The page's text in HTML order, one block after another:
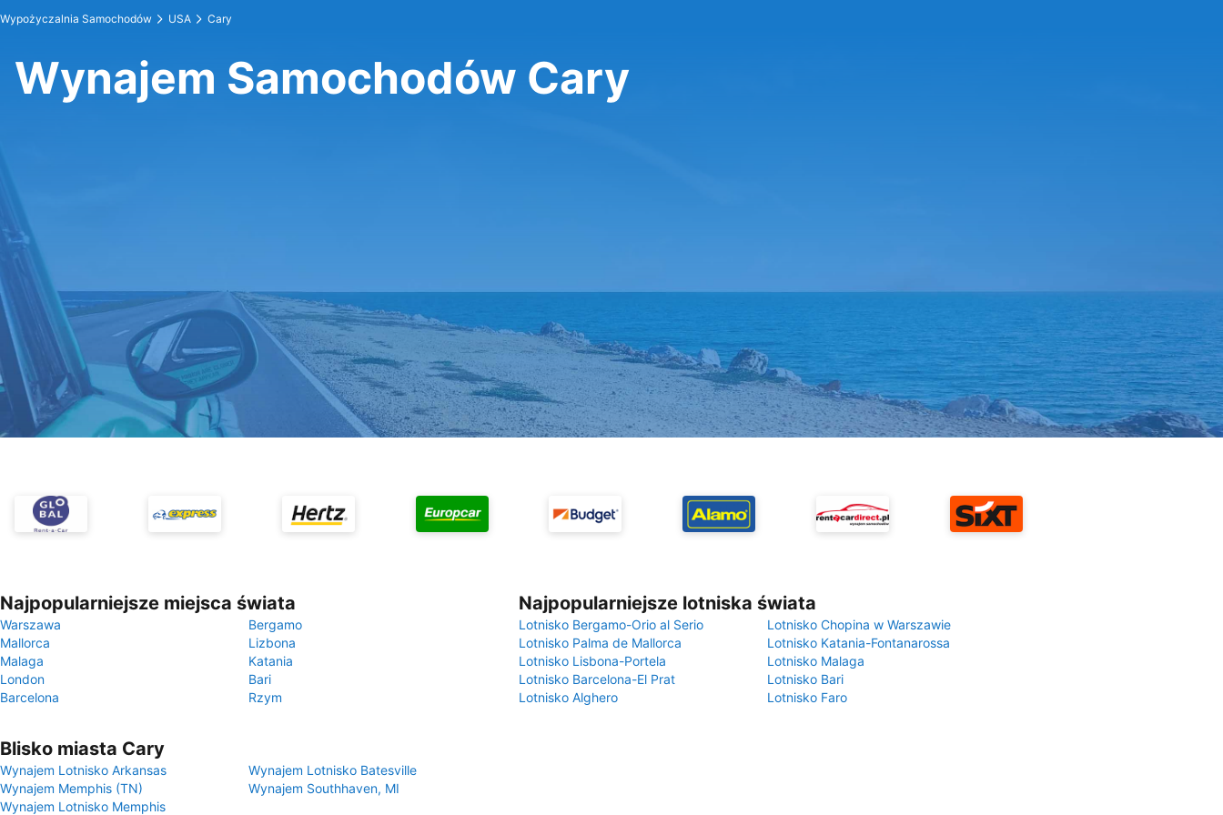
Wypożyczalnia Samochodów USA Cary
Wynajem Samochodów Cary
Najpopularniejsze miejsca świata
Warszawa
Bergamo
Mallorca
Lizbona
Malaga
Katania
London
Bari
Barcelona
Rzym
Najpopularniejsze lotniska świata
Lotnisko Bergamo-Orio al Serio
Lotnisko Chopina w Warszawie
Lotnisko Palma de Mallorca
Lotnisko Katania-Fontanarossa
Lotnisko Lisbona-Portela
Lotnisko Malaga
Lotnisko Barcelona-El Prat
Lotnisko Bari
Lotnisko Alghero
Lotnisko Faro
Blisko miasta Cary
Wynajem Lotnisko Arkansas
Wynajem Lotnisko Batesville
Wynajem Memphis (TN)
Wynajem Southhaven, MI
Wynajem Lotnisko Memphis